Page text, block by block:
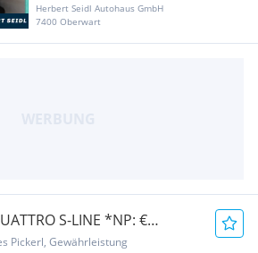
Herbert Seidl Autohaus GmbH
7400 Oberwart
S-LINE *NP: €
Pickerl, Gewährleistung